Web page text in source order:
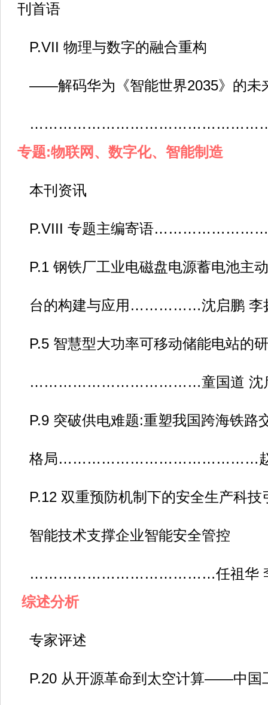
刊首语
P.VII 物理与数字的融合重构
——解码华为《智能世界2035》的未
……………………………………………
专题:物联网、数字化、智能制造
本刊资讯
P.VIII 专题主编寄语
P.1 钢铁厂工业电磁盘电源蓄电池主
台的构建与应用……………沈启鹏 李
P.5 智慧型大功率可移动储能电站的
………………………………童国道 沈启
P.9 突破供电难题:重塑我国跨海铁路
格局……………………………………赵
P.12 双重预防机制下的安全生产科
智能技术支撑企业智能安全管控
…………………………………任祖华 李
综述分析
专家评述
P.20 从开源革命到太空计算——中国